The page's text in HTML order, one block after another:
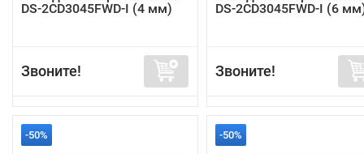
DS-2CD3045FWD-I (4 мм)
Звоните!
DS-2CD3045FWD-I (6
Звоните!
-50% -50%